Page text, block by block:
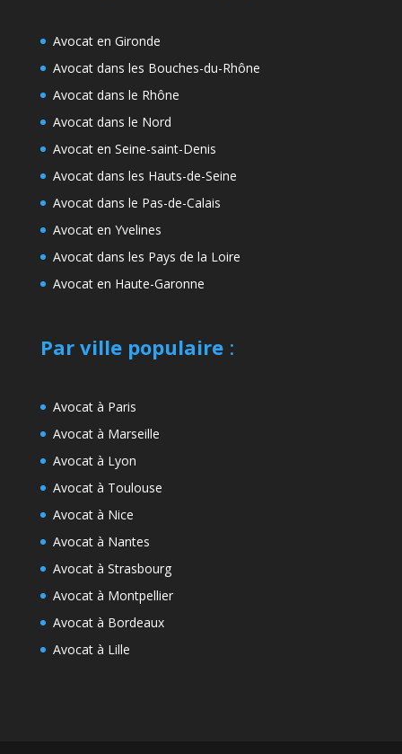
Avocat en Gironde
Avocat dans les Bouches-du-Rhône
Avocat dans le Rhône
Avocat dans le Nord
Avocat en Seine-saint-Denis
Avocat dans les Hauts-de-Seine
Avocat dans le Pas-de-Calais
Avocat en Yvelines
Avocat dans les Pays de la Loire
Avocat en Haute-Garonne
Par ville populaire:
Avocat à Paris
Avocat à Marseille
Avocat à Lyon
Avocat à Toulouse
Avocat à Nice
Avocat à Nantes
Avocat à Strasbourg
Avocat à Montpellier
Avocat à Bordeaux
Avocat à Lille